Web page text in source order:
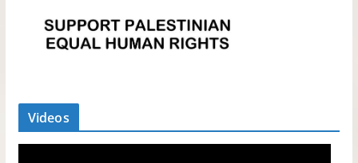
Videos